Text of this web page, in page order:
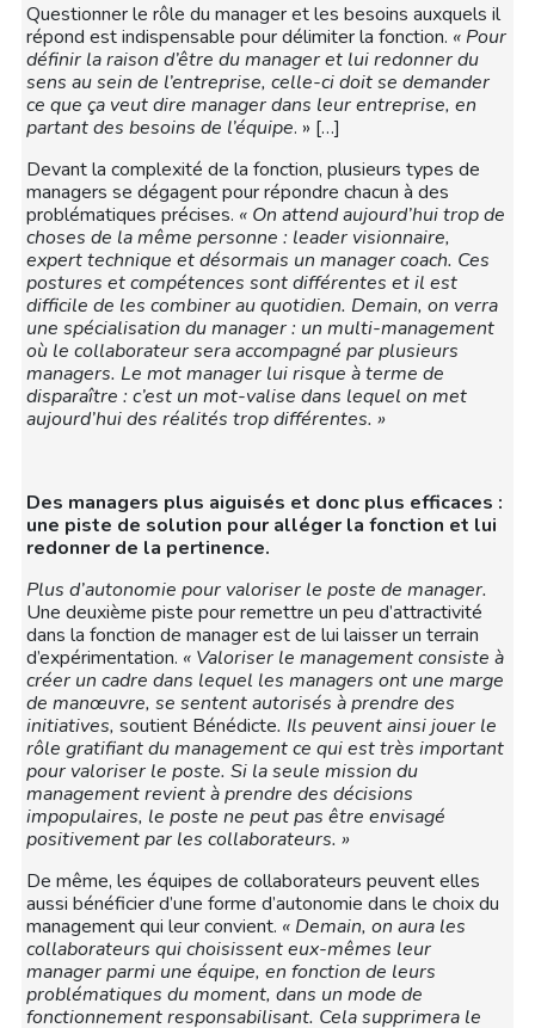
Questionner le rôle du manager et les besoins auxquels il
répond est indispensable pour délimiter la fonction. « Pour
définir la raison d’être du manager et lui redonner du
sens au sein de l’entreprise, celle-ci doit se demander
ce que ça veut dire manager dans leur entreprise, en
partant des besoins de l’équipe. » […]
Devant la complexité de la fonction, plusieurs types de
managers se dégagent pour répondre chacun à des
problématiques précises. « On attend aujourd’hui trop de
choses de la même personne : leader visionnaire,
expert technique et désormais un manager coach. Ces
postures et compétences sont différentes et il est
difficile de les combiner au quotidien. Demain, on verra
une spécialisation du manager : un multi-management
où le collaborateur sera accompagné par plusieurs
managers. Le mot manager lui risque à terme de
disparaître : c’est un mot-valise dans lequel on met
aujourd’hui des réalités trop différentes. »
Des managers plus aiguisés et donc plus efficaces :
une piste de solution pour alléger la fonction et lui
redonner de la pertinence.
Plus d’autonomie pour valoriser le poste de manager.
Une deuxième piste pour remettre un peu d’attractivité
dans la fonction de manager est de lui laisser un terrain
d’expérimentation. « Valoriser le management consiste à
créer un cadre dans lequel les managers ont une marge
de manœuvre, se sentent autorisés à prendre des
initiatives, soutient Bénédicte. Ils peuvent ainsi jouer le
rôle gratifiant du management ce qui est très important
pour valoriser le poste. Si la seule mission du
management revient à prendre des décisions
impopulaires, le poste ne peut pas être envisagé
positivement par les collaborateurs. »
De même, les équipes de collaborateurs peuvent elles
aussi bénéficier d’une forme d’autonomie dans le choix du
management qui leur convient. « Demain, on aura les
collaborateurs qui choisissent eux-mêmes leur
manager parmi une équipe, en fonction de leurs
problématiques du moment, dans un mode de
fonctionnement responsabilisant. Cela supprimera le